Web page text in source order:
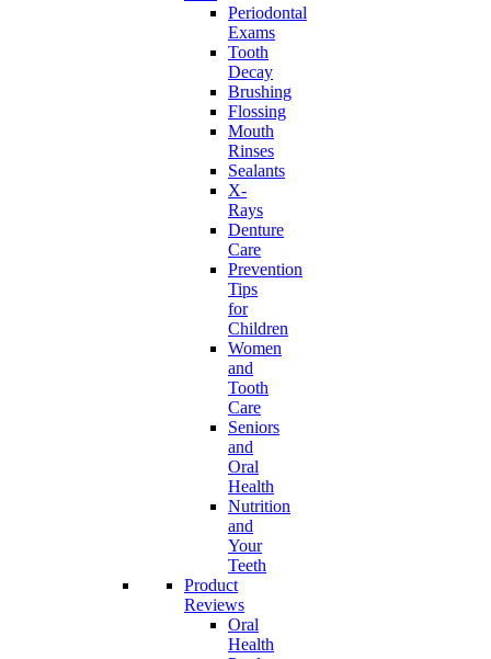
Periodontal
Exams
Tooth
Decay
Brushing
Flossing
Mouth
Rinses
Sealants
X-
Rays
Denture
Care
Prevention
Tips
for
Children
Women
and
Tooth
Care
Seniors
and
Oral
Health
Nutrition
and
Your
Teeth
Product
Reviews
Oral
Health